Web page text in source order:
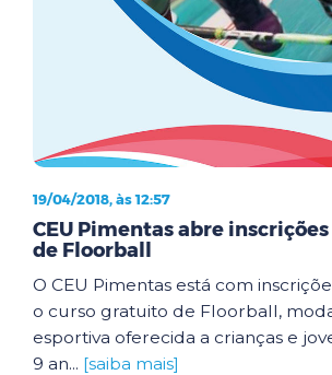
19/04/2018, às 12:57
CEU Pimentas abre
de Floorball
O CEU Pimentas está com
o curso gratuito de Floorball,
esportiva oferecida a crianças e
9 an... [saiba mais]